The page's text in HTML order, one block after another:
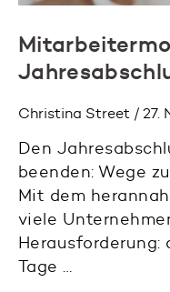
Christina Street / 27.
Den
beenden: Wege
Mit dem
viele
Tage …